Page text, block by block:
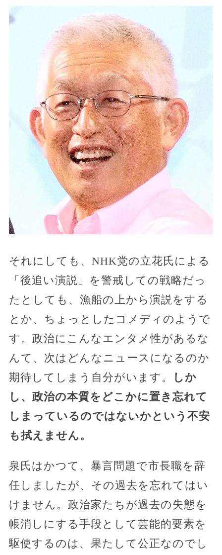
それにしても、NHK党の立花氏による
「後追い演説」を警戒しての戦略だっ
たとしても、漁船の上から演説をする
とか、ちょっとしたコメディのようで
す。政治にこんなエンタメ性があるな
んて、次はどんなニュースになるのか
期待してしまう自分がいます。
しか
し、政治の本質をどこかに置き忘れて
しまっているのではないかという不安
も拭えません。
泉氏はかつて、暴言問題で市長職を辞
任しましたが、その過去を忘れてはい
けません。政治家たちが過去の失態を
帳消しにする手段として芸能的要素を
駆使するのは、果たして公正なのでし